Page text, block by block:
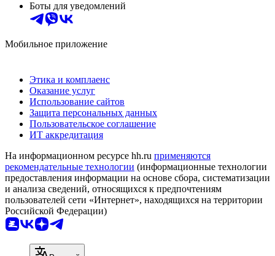
Боты для уведомлений
Мобильное приложение
Этика и комплаенс
Оказание услуг
Использование сайтов
Защита персональных данных
Пользовательское соглашение
ИТ аккредитация
На информационном ресурсе hh.ru применяются
рекомендательные технологии (информационные технологии
предоставления информации на основе сбора, систематизации
и анализа сведений, относящихся к предпочтениям
пользователей сети «Интернет», находящихся на территории
Российской Федерации)